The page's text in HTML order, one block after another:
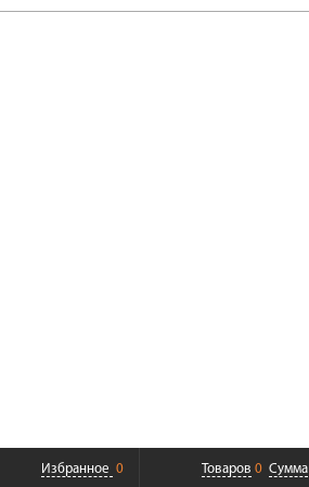
Избранное 0 Товаров 0 Сумма